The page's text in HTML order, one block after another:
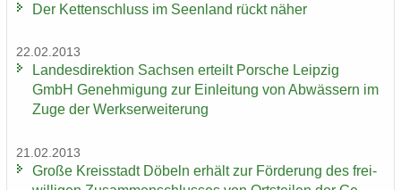
Der Ket­ten­schluss im Se­en­land rückt näher
22.02.2013
Lan­des­di­rek­ti­on Sach­sen er­teilt Por­sche Leip­zig
GmbH Ge­neh­mi­gung zur Ein­lei­tung von Ab­wäs­sern im
Zuge der Werks­er­wei­te­rung
21.02.2013
Große Kreis­stadt Dö­beln er­hält zur För­de­rung des frei­